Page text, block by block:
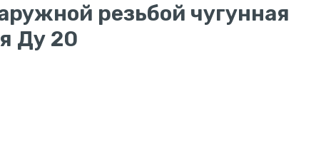
резьбой чугунная
Ду 20